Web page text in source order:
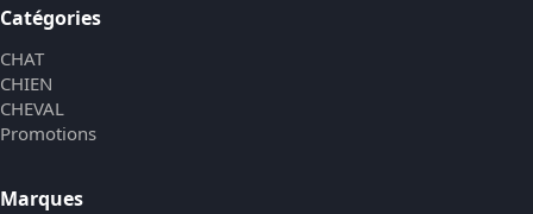
Catégories
CHAT
CHIEN
CHEVAL
Promotions
Marques